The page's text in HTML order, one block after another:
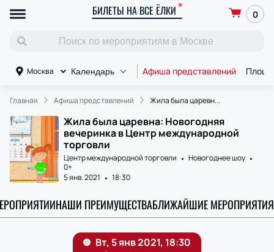
БИЛЕТЫ НА ВСЕ ЁЛКИ 0
Москва Календарь Афиша представлений
Главная Афиша представлений Жила была царевн...
Жила была царевна: Новогодняя
вечеринка в Центр международной
торговли
Центр международной торговли
Новогоднее шоу
0+
5 янв. 2021
18:30
НАШИ ПРЕИМУЩЕСТВАБЛИЖАЙШИЕ МЕРОПРИЯТИЯ